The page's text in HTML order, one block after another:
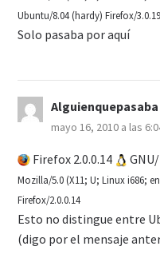
Ubuntu/8.04 (hardy) Firefox/3.0.19
Solo pasaba por aquí
Alguienquepasaba
mayo 16, 2010 a las
Firefox 2.0.0.14
Mozilla/5.0 (X11; U; Linux i686;
Firefox/2.0.0.14
Esto no distingue entre
(digo por el mensaje